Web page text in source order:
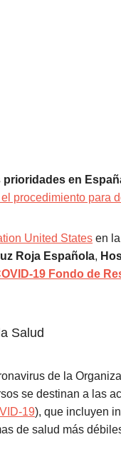
en
procedimiento para
United States en
Roja Española,
19 Fondo de
Salud
de la
se destinan a las
19), que incluyen
de salud más